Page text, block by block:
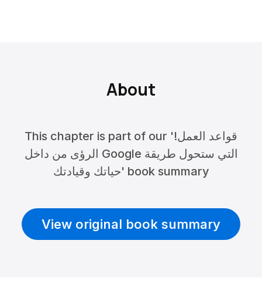
About
This chapter is part of our 'قواعد العمل!
الرؤى من داخل Google التي ستحول طريقة
حياتك وقيادتك' book summary
View original book summary